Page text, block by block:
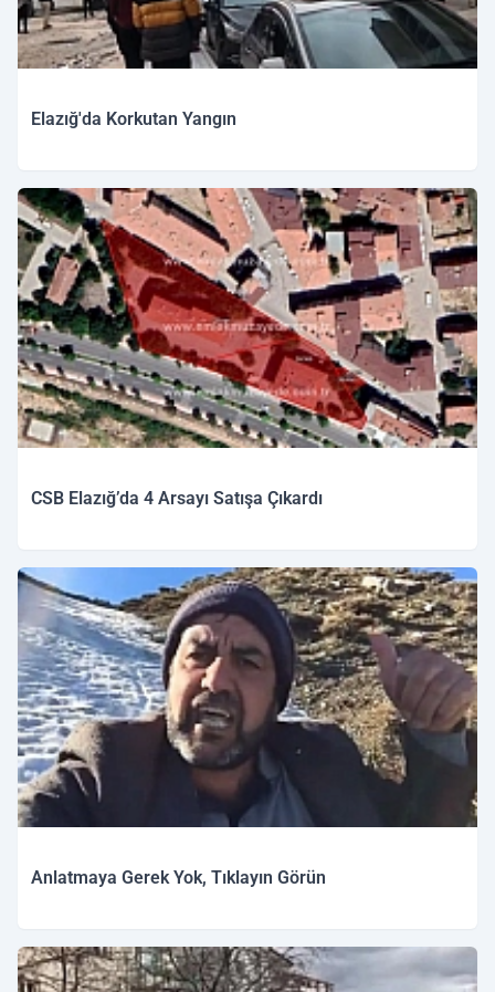
Elazığ'da Korkutan Yangın
CSB Elazığ’da 4 Arsayı Satışa Çıkardı
Anlatmaya Gerek Yok, Tıklayın Görün